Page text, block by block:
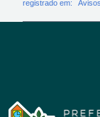
registrado em: